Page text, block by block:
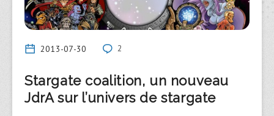
2013-07-30 2
Stargate coalition, un nouveau
JdrA sur l’univers de stargate